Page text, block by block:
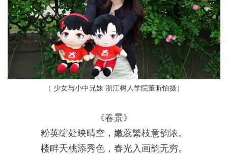
（ 少女与小中兄妹 浙江树人学院董昕怡摄）
《春景》
粉英绽处映晴空，嫩蕊繁枝意韵浓。
楼畔夭桃添秀色，春光入画韵无穷。